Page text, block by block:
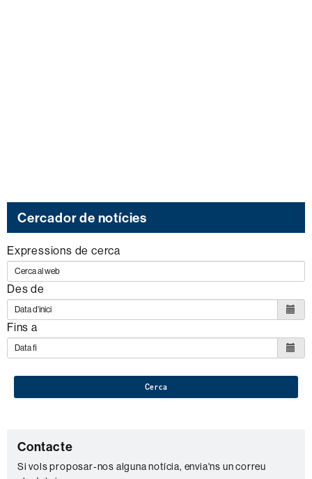
Cercador de notícies
Expressions de cerca
Des de
Fins a
Cerca
C
o
Contacte
Si vols proposar-nos alguna notícia, envia'ns un correu